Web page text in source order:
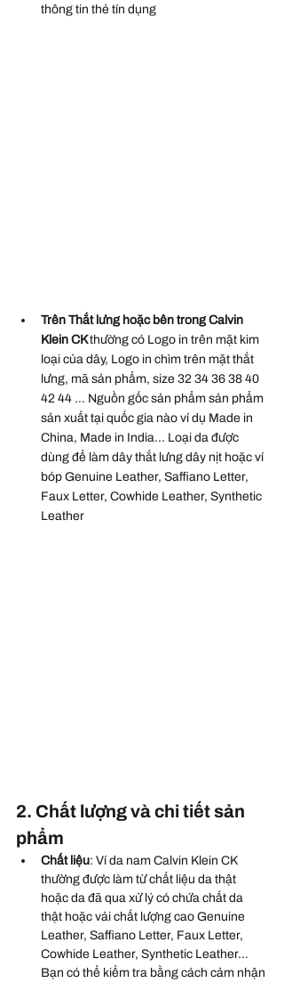
thông tin thẻ tín dụng
Trên Thắt lưng hoặc bên trong Calvin
Klein CK thường có Logo in trên mặt kim
loại của dây, Logo in chìm trên mặt thắt
lưng, mã sản phẩm, size 32 34 36 38 40
42 44 ... Nguồn gốc sản phẩm sản phẩm
sản xuất tại quốc gia nào ví dụ Made in
China, Made in India... Loại da được
dùng để làm dây thắt lưng dây nịt hoặc ví
bóp Genuine Leather, Saffiano Letter,
Faux Letter, Cowhide Leather, Synthetic
Leather
2. Chất lượng và chi tiết sản
phẩm
Chất liệu: Ví da nam Calvin Klein CK
thường được làm từ chất liệu da thật
hoặc da đã qua xử lý có chứa chất da
thật hoặc vải chất lượng cao Genuine
Leather, Saffiano Letter, Faux Letter,
Cowhide Leather, Synthetic Leather...
Bạn có thể kiểm tra bằng cách cảm nhận